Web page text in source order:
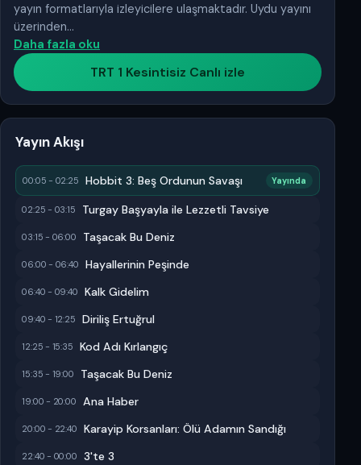
yayın formatlarıyla izleyicilere ulaşmaktadır. Uydu yayını
üzerinden…
Daha fazla oku
TRT 1 Kesintisiz Canlı izle
Yayın Akışı
00:05 - 02:25 Hobbit 3: Beş Ordunun Savaşı Yayında
02:25 - 03:15 Turgay Başyayla ile Lezzetli Tavsiye
03:15 - 06:00 Taşacak Bu Deniz
06:00 - 06:40 Hayallerinin Peşinde
06:40 - 09:40 Kalk Gidelim
09:40 - 12:25 Diriliş Ertuğrul
12:25 - 15:35 Kod Adı Kırlangıç
15:35 - 19:00 Taşacak Bu Deniz
19:00 - 20:00 Ana Haber
20:00 - 22:40 Karayip Korsanları: Ölü Adamın Sandığı
22:40 - 00:00 3'te 3